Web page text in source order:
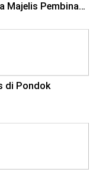
Majelis Pembina
di Pondok